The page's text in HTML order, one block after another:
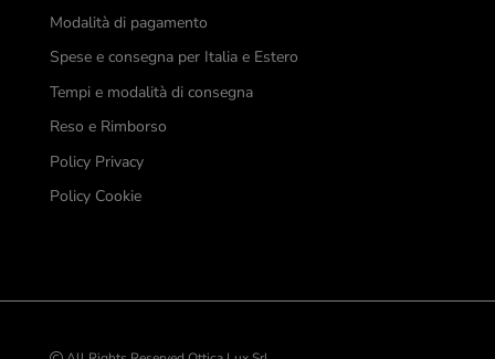
Modalità di pagamento
Spese e consegna per Italia e Estero
Tempi e modalità di consegna
Reso e Rimborso
Policy Privacy
Policy Cookie